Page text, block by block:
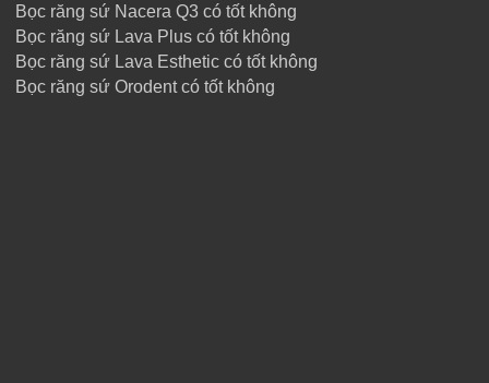
Bọc răng sứ Nacera Q3 có tốt không
Bọc răng sứ Lava Plus có tốt không
Bọc răng sứ Lava Esthetic có tốt không
Bọc răng sứ Orodent có tốt không